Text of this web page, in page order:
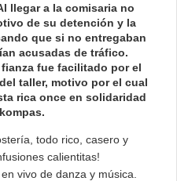
llegar a la comisaria no
de su detención y la
que si no entregaban
acusadas de tráfico.
fue facilitado por el
taller, motivo por el cual
rica once en solidaridad
todo rico, casero y
calientitas!
vivo de danza y música.